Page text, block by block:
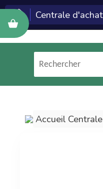
Centrale d'achat
Accueil